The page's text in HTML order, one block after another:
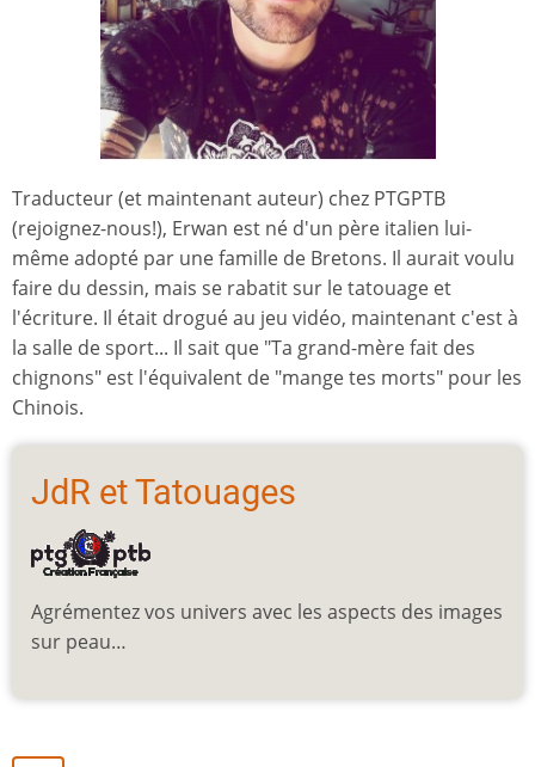
Traducteur (et maintenant auteur) chez PTGPTB
(rejoignez-nous!), Erwan est né d'un père italien lui-
même adopté par une famille de Bretons. Il aurait voulu
faire du dessin, mais se rabatit sur le tatouage et
l'écriture. Il était drogué au jeu vidéo, maintenant c'est à
la salle de sport... Il sait que "Ta grand-mère fait des
chignons" est l'équivalent de "mange tes morts" pour les
Chinois.
JdR et Tatouages
Agrémentez vos univers avec les aspects des images
sur peau…